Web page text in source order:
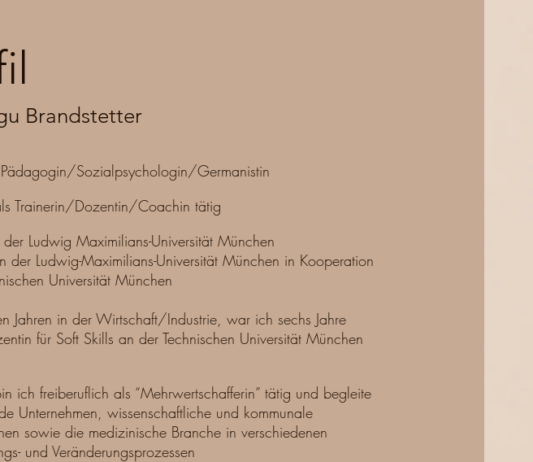
Brandstetter
Pädagogin/Sozialpsychologin/Germanistin
Trainerin/Dozentin/Coachin tätig
Ludwig Maximilians-Universität München
der Ludwig-Maximilians-Universität München in Kooperation
Universität München
Jahren in der Wirtschaft/Industrie, war ich sechs Jahre
für Soft Skills an der Technischen Universität München
ich freiberuflich als “Mehrwertschafferin” tätig und begleite
Unternehmen, wissenschaftliche und kommunale
sowie die medizinische Branche in verschiedenen
und Veränderungsprozessen